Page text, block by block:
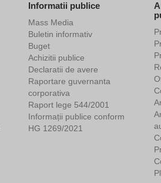
Informatii publice
Mass Media
Buletin informativ
Buget
Achizitii publice
Declaratii de avere
Raportare guvernanta
corporativa
Raport lege 544/2001
Informații publice conform
HG 1269/2021